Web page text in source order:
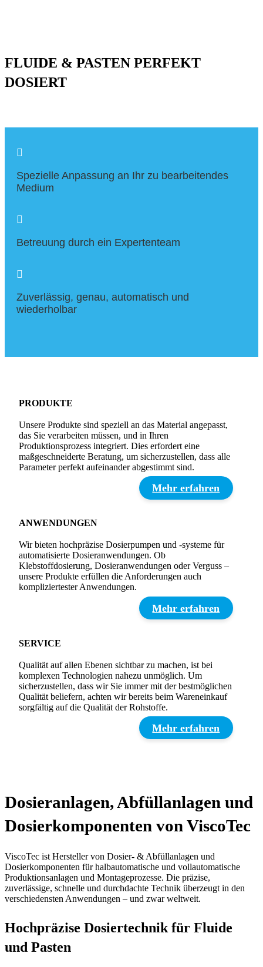
FLUIDE & PASTEN PERFEKT
DOSIERT

Spezielle Anpassung an Ihr zu bearbeitendes
Medium

Betreuung durch ein Expertenteam

Zuverlässig, genau, automatisch und
wiederholbar
PRODUKTE
Unsere Produkte sind speziell an das Material angepasst,
das Sie verarbeiten müssen, und in Ihren
Produktionsprozess integriert. Dies erfordert eine
maßgeschneiderte Beratung, um sicherzustellen, dass alle
Parameter perfekt aufeinander abgestimmt sind.
Mehr erfahren
ANWENDUNGEN
Wir bieten hochpräzise Dosierpumpen und -systeme für
automatisierte Dosieranwendungen. Ob
Klebstoffdosierung, Dosieranwendungen oder Verguss –
unsere Produkte erfüllen die Anforderungen auch
kompliziertester Anwendungen.
Mehr erfahren
SERVICE
Qualität auf allen Ebenen sichtbar zu machen, ist bei
komplexen Technologien nahezu unmöglich. Um
sicherzustellen, dass wir Sie immer mit der bestmöglichen
Qualität beliefern, achten wir bereits beim Wareneinkauf
sorgfältig auf die Qualität der Rohstoffe.
Mehr erfahren
Dosieranlagen, Abfüllanlagen und
Dosierkomponenten von ViscoTec
ViscoTec ist Hersteller von Dosier- & Abfüllanlagen und
Dosierkomponenten für halbautomatische und vollautomatische
Produktionsanlagen und Montageprozesse. Die präzise,
zuverlässige, schnelle und durchdachte Technik überzeugt in den
verschiedensten Anwendungen – und zwar weltweit.
Hochpräzise Dosiertechnik für Fluide
und Pasten